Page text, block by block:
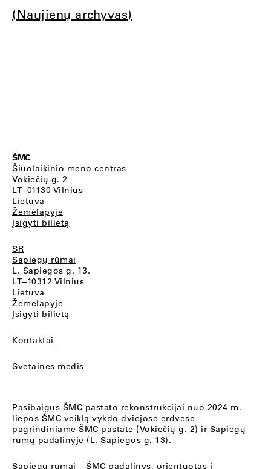
(Naujienų archyvas)
ŠMC
Šiuolaikinio meno centras
Vokiečių g. 2
LT–01130 Vilnius
Lietuva
Žemėlapyje
Įsigyti bilietą
SR
Sapiegų rūmai
L. Sapiegos g. 13,
LT–10312 Vilnius
Lietuva
Žemėlapyje
Įsigyti bilietą
Kontaktai
Svetainės medis
Pasibaigus ŠMC pastato rekonstrukcijai nuo 2024 m.
liepos ŠMC veiklą vykdo dviejose erdvėse –
pagrindiniame ŠMC pastate (Vokiečių g. 2) ir Sapiegų
rūmų padalinyje (L. Sapiegos g. 13).
Sapiegų rūmai – ŠMC padalinys, orientuotas į